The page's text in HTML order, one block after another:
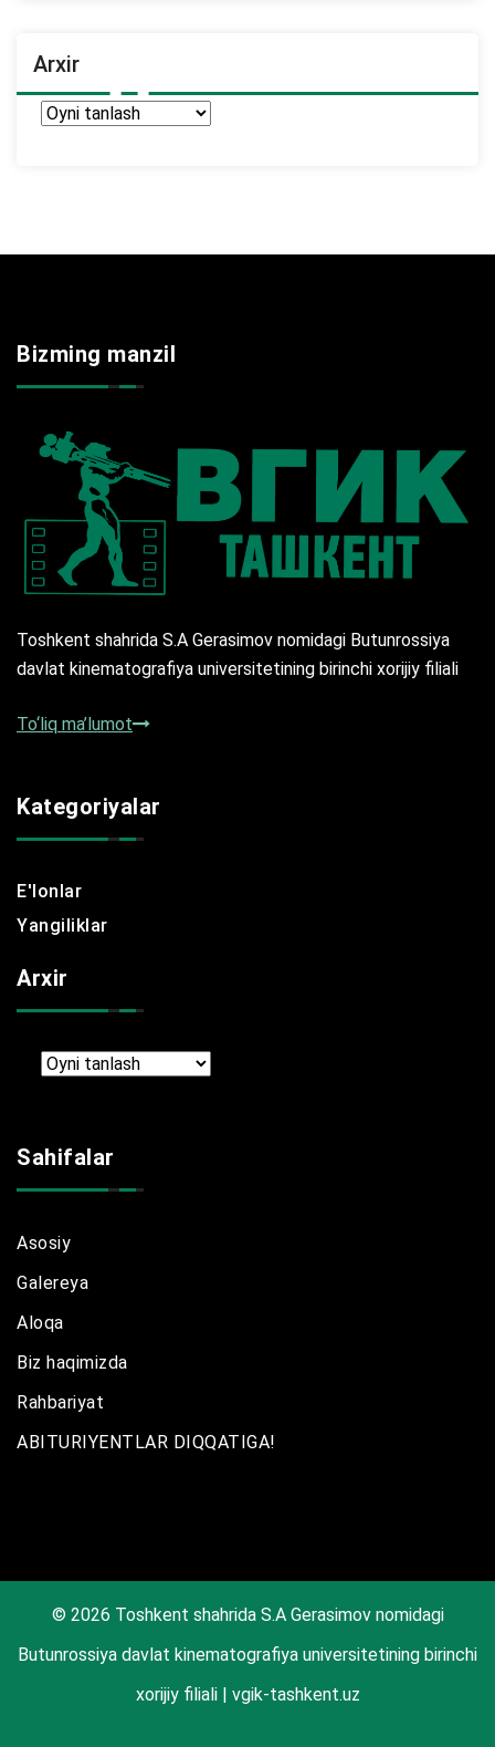
Arxir
Arxir
Bizming manzil
Toshkent shahrida S.A Gerasimov nomidagi Butunrossiya
davlat kinematografiya universitetining birinchi xorijiy filiali
To‘liq ma’lumot
Kategoriyalar
E'lonlar
Yangiliklar
Arxir
Arxir
Sahifalar
Asosiy
Galereya
Aloqa
Biz haqimizda
Rahbariyat
ABITURIYENTLAR DIQQATIGA!
© 2026 Toshkent shahrida S.A Gerasimov nomidagi
Butunrossiya davlat kinematografiya universitetining birinchi
xorijiy filiali | vgik-tashkent.uz